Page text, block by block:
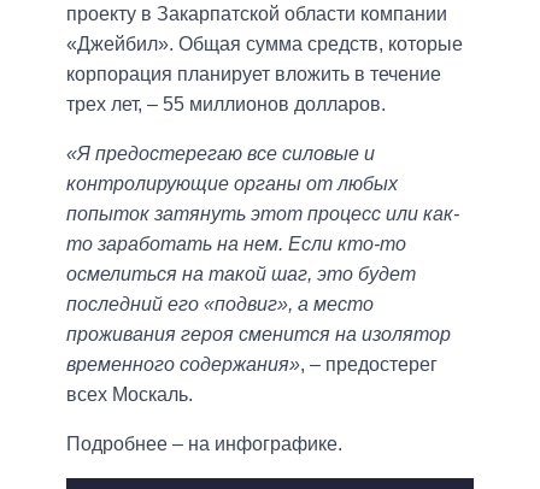
проекту в Закарпатской области компании
«Джейбил». Общая сумма средств, которые
корпорация планирует вложить в течение
трех лет, – 55 миллионов долларов.
«Я предостерегаю все силовые и
контролирующие органы от любых
попыток затянуть этот процесс или как-
то заработать на нем. Если кто-то
осмелиться на такой шаг, это будет
последний его «подвиг», а место
проживания героя сменится на изолятор
временного содержания», – предостерег
всех Москаль.
Подробнее – на инфографике.